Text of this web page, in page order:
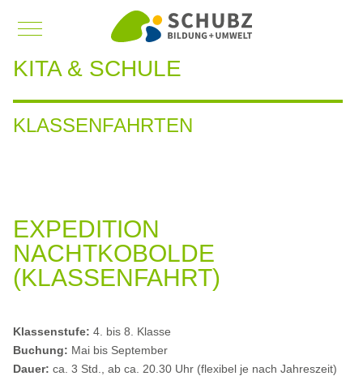
Mobile Menu Toggle
KITA & SCHULE
KLASSENFAHRTEN
EXPEDITION
NACHTKOBOLDE
(KLASSENFAHRT)
Klassenstufe:4. bis 8. Klasse
Buchung: Mai bis September
Dauer:ca. 3 Std., ab ca. 20.30 Uhr (flexibel je nach Jahreszeit)